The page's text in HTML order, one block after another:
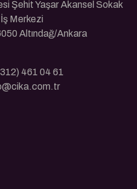
Şehit Yaşar Akansel Sokak
Merkezi
Altındağ/Ankara
461 04 61